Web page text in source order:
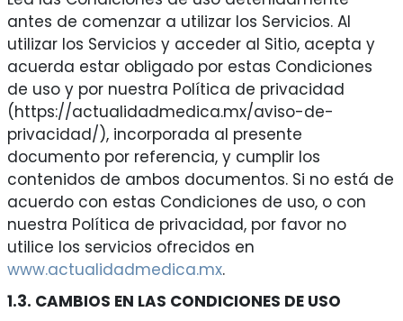
antes de comenzar a utilizar los Servicios. Al
utilizar los Servicios y acceder al Sitio, acepta y
acuerda estar obligado por estas Condiciones
de uso y por nuestra Política de privacidad
(https://actualidadmedica.mx/aviso-de-
privacidad/), incorporada al presente
documento por referencia, y cumplir los
contenidos de ambos documentos. Si no está de
acuerdo con estas Condiciones de uso, o con
nuestra Política de privacidad, por favor no
utilice los servicios ofrecidos en
www.actualidadmedica.mx.
1.3. CAMBIOS EN LAS CONDICIONES DE USO